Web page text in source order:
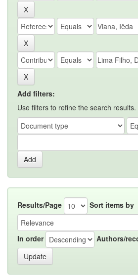
Add filters:
Use filters to refine the search results.
Results/Page Sort items by
In order Authors/